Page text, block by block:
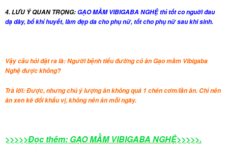
4. LƯU Ý QUAN TRỌNG:GẠO MẦM VIBIGABA NGHỆ thì tốt co nguời đau
dạ dày, bổ khí huyết, làm đẹp da cho phụ nữ, tốt cho phụ nữ sau khi sinh.
Vậy câu hỏi đặt ra là: Người bệnh tiểu đường có ăn Gạo mầm Vibigaba
Nghệ được không?
Trả lời: Được, nhưng chú ý lượng ăn không quá 1 chén cơm/lần ăn. Chỉ nên
ăn xen kẽ đổi khẩu vị, không nên ăn mỗi ngày.
>>>>>Đọc thêm: GẠO MẦM VIBIGABA NGHỆ>>>>>.